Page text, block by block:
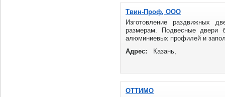
Твин-Проф, ООО
Изготовление раздвижных
размерам. Подвесные двери
алюминиевых профилей и
Адрес:
Казань,
ОТТИМО